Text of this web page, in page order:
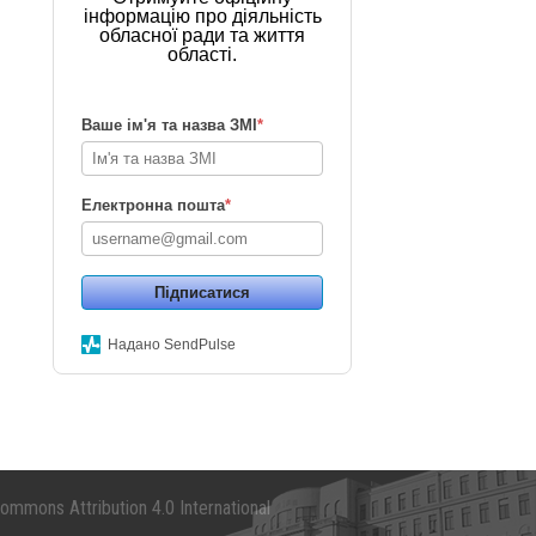
інформацію про діяльність
обласної ради та життя
області.
Ваше ім'я та назва ЗМІ*
Електронна пошта*
Підписатися
Надано SendPulse
Attribution 4.0 International